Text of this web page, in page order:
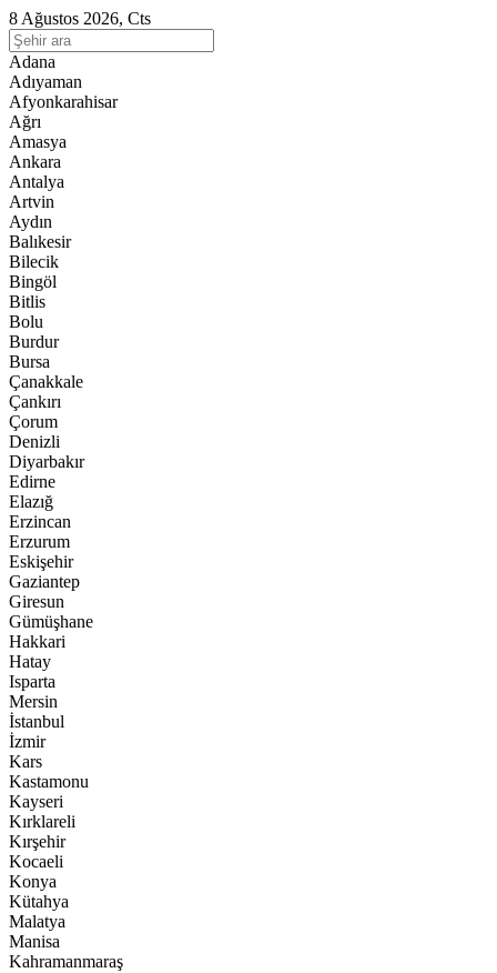
8 Ağustos 2026, Cts
Adana
Adıyaman
Afyonkarahisar
Ağrı
Amasya
Ankara
Antalya
Artvin
Aydın
Balıkesir
Bilecik
Bingöl
Bitlis
Bolu
Burdur
Bursa
Çanakkale
Çankırı
Çorum
Denizli
Diyarbakır
Edirne
Elazığ
Erzincan
Erzurum
Eskişehir
Gaziantep
Giresun
Gümüşhane
Hakkari
Hatay
Isparta
Mersin
İstanbul
İzmir
Kars
Kastamonu
Kayseri
Kırklareli
Kırşehir
Kocaeli
Konya
Kütahya
Malatya
Manisa
Kahramanmaraş